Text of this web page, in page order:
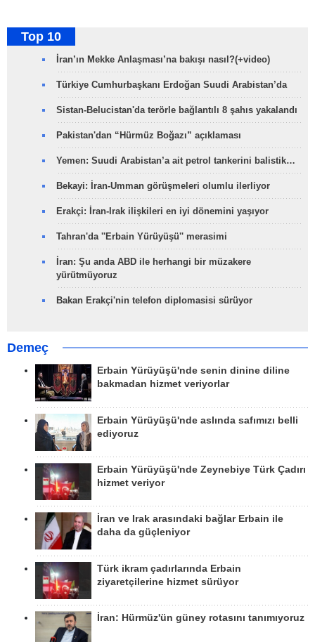
Top 10
İran’ın Mekke Anlaşması’na bakışı nasıl?(+video)
Türkiye Cumhurbaşkanı Erdoğan Suudi Arabistan’da
Sistan-Belucistan'da terörle bağlantılı 8 şahıs yakalandı
Pakistan'dan “Hürmüz Boğazı” açıklaması
Yemen: Suudi Arabistan’a ait petrol tankerini balistik…
Bekayi: İran-Umman görüşmeleri olumlu ilerliyor
Erakçi: İran-Irak ilişkileri en iyi dönemini yaşıyor
Tahran'da ''Erbain Yürüyüşü'' merasimi
İran: Şu anda ABD ile herhangi bir müzakere
yürütmüyoruz
Bakan Erakçi'nin telefon diplomasisi sürüyor
Demeç
Erbain Yürüyüşü'nde senin dinine diline
bakmadan hizmet veriyorlar
Erbain Yürüyüşü'nde aslında safımızı belli
ediyoruz
Erbain Yürüyüşü'nde Zeynebiye Türk Çadırı
hizmet veriyor
İran ve Irak arasındaki bağlar Erbain ile
daha da güçleniyor
Türk ikram çadırlarında Erbain
ziyaretçilerine hizmet sürüyor
İran: Hürmüz'ün güney rotasını tanımıyoruz